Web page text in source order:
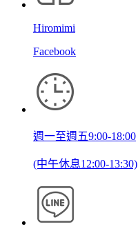
Hiromimi
Facebook
週一至週五9:00-18:00
(中午休息12:00-13:30)